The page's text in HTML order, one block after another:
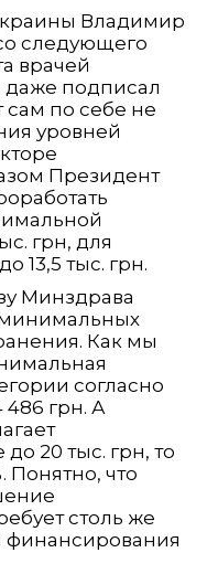
Владимир
следующего
врачей
даже подписал
сам по себе не
уровней
Президент
грн, для
13,5 тыс. грн.
Минздрава
Как мы
согласно
486 грн. А
20 тыс. грн, то
Понятно, что
столь же
финансирования